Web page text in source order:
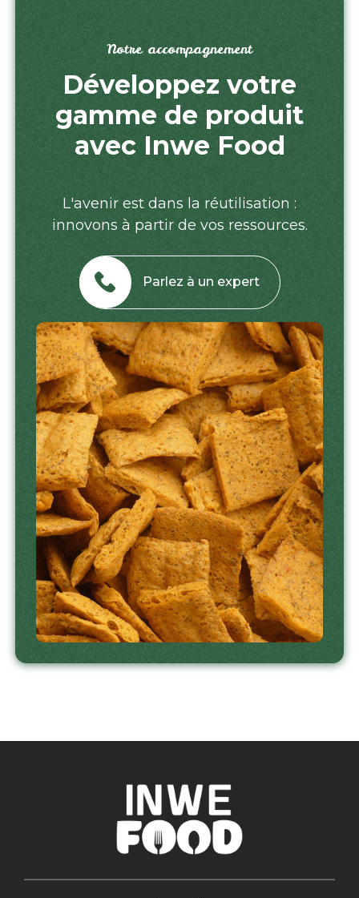
Notre accompagnement
Développez votre
gamme de produit
avec Inwe Food
L'avenir est dans la réutilisation :
innovons à partir de vos ressources.
Parlez à un expert